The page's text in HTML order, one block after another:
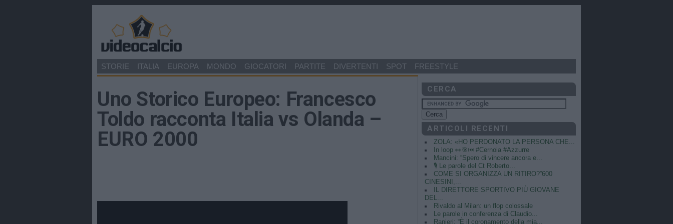
STORIE ITALIA EUROPA MONDO GIOCATORI PARTITE DIVERTENTI SPOT FREESTYLE
Uno Storico Europeo: Francesco
Toldo racconta Italia vs Olanda –
EURO 2000
CERCA
ARTICOLI RECENTI
ZOLA: «HO PERDONATO LA PERSONA CHE...
In loop 👀🎯⏮️ #Cernoia #Azzurre
Mancini: “Spero di vincere ancora e...
🎙️ Le parole del Ct Roberto...
COME SI ORGANIZZA UN RITIRO?”600
CINESINI,...
IL DIRETTORE SPORTIVO PIÙ GIOVANE
DEL...
Rivaldo al Milan: un flop colossale
Le parole in conferenza di Claudio...
Ranieri: “È il coronamento della mia...